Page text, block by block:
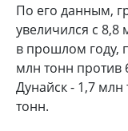
По его данным,
увеличился с 8,8
в прошлом году,
млн тонн против
Дунайск - 1,7 млн
тонн.